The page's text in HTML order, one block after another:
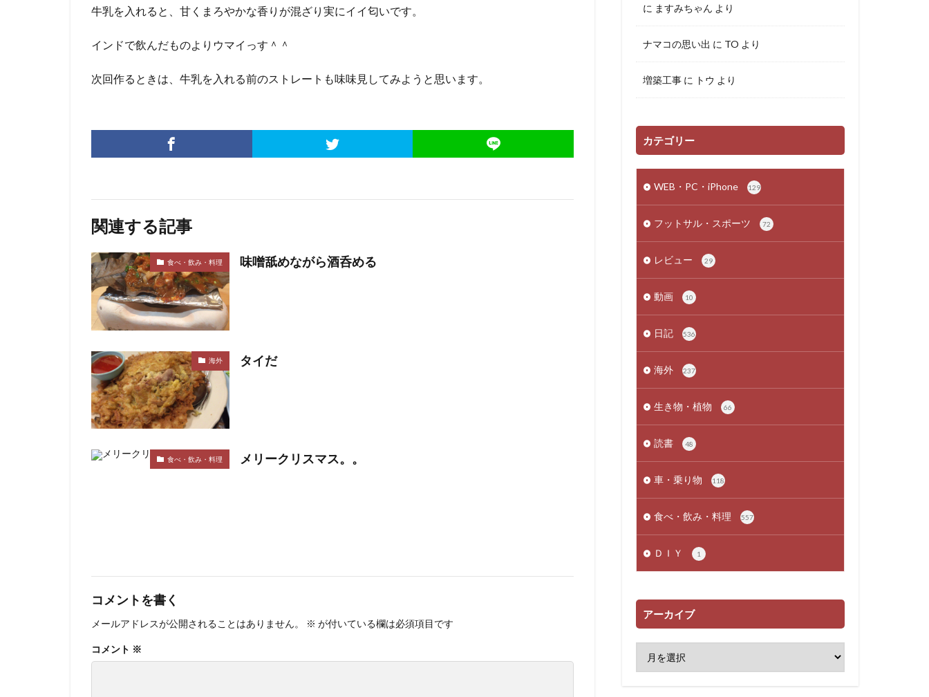
牛乳を入れると、甘くまろやかな香りが混ざり実にイイ匂いです。
インドで飲んだものよりウマイっす＾＾
次回作るときは、牛乳を入れる前のストレートも味味見してみようと思います。
関連する記事
食べ・飲み・料理 味噌舐めながら酒呑める
海外 タイだ
食べ・飲み・料理 メリークリスマス。。
コメントを書く
メールアドレスが公開されることはありません。 ※ が付いている欄は必須項目です
コメント ※
に ますみちゃん より
ナマコの思い出 に TO より
増築工事 に トウ より
カテゴリー
WEB・PC・iPhone 129
フットサル・スポーツ 72
レビュー 29
動画 10
日記 536
海外 237
生き物・植物 66
読書 48
車・乗り物 118
食べ・飲み・料理 557
ＤＩＹ 1
アーカイブ